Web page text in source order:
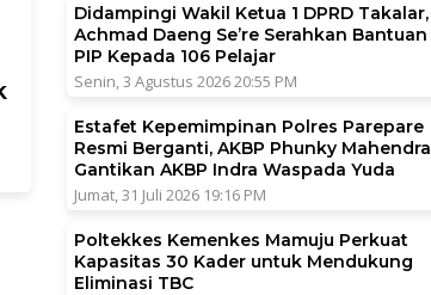
Didampingi Wakil Ketua 1 DPRD Takalar,
Achmad Daeng Se’re Serahkan Bantuan
PIP Kepada 106 Pelajar
Senin, 3 Agustus 2026 20:55 PM
Estafet Kepemimpinan Polres Parepare
Resmi Berganti, AKBP Phunky Mahendra
Gantikan AKBP Indra Waspada Yuda
Jumat, 31 Juli 2026 19:16 PM
Poltekkes Kemenkes Mamuju Perkuat
Kapasitas 30 Kader untuk Mendukung
Eliminasi TBC